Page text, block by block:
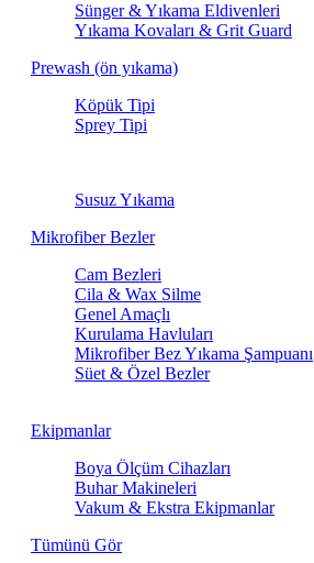
Sünger & Yıkama Eldivenleri
Yıkama Kovaları & Grit Guard
Prewash (ön yıkama)
Köpük Tipi
Sprey Tipi
Susuz Yıkama
Mikrofiber Bezler
Cam Bezleri
Cila & Wax Silme
Genel Amaçlı
Kurulama Havluları
Mikrofiber Bez Yıkama Şampuanı
Süet & Özel Bezler
Ekipmanlar
Boya Ölçüm Cihazları
Buhar Makineleri
Vakum & Ekstra Ekipmanlar
Tümünü Gör